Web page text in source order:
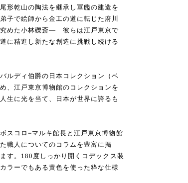
形乾山の陶法を継承し軍艦の建造を
子で絵師から金工の道に転じた府川
究めた小林礫斎― 彼らは江戸東京で
に精進し新たな創造に挑戦し続ける
ルディ伯爵の日本コレクション（ベ
、江戸東京博物館のコレクションを
生に光を当て、日本が世界に誇るも
スコロ=マルキ館長と江戸東京博物館
職人についてのコラムを豊富に掲
す。180度しっかり開くコデックス装
ラーでもある黄色を使った粋な仕様